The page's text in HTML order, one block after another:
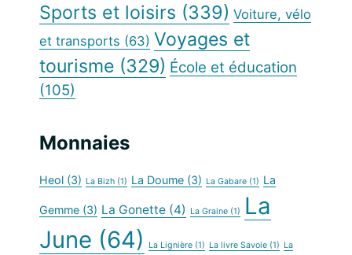
Sports et loisirs (339) Voiture, vélo
et transports (63) Voyages et
tourisme (329) École et éducation
(105)
Monnaies
Heol (3) La Bizh (1) La Doume (3) La Gabare (1) La
Gemme (3) La Gonette (4) La Graine (1)
La
June (64) La Lignière (1) La livre Savoie (1) La